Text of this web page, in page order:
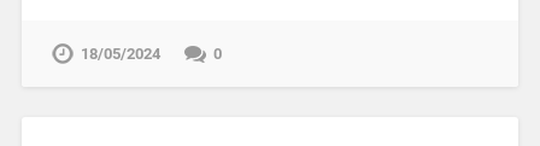
18/05/2024 0